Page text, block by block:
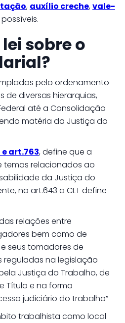
, auxílio creche,vale-
sobre o
pelo ordenamento
de diversas hierarquias,
até a Consolidação
matéria da Justiça do
art.763, define que a
temas relacionados ao
da Justiça do
no art.643 a CLT define
relações entre
bem como de
seus tomadores de
reguladas na legislação
Justiça do Trabalho, de
Título e na forma
judiciário do trabalho”
trabalhista como local